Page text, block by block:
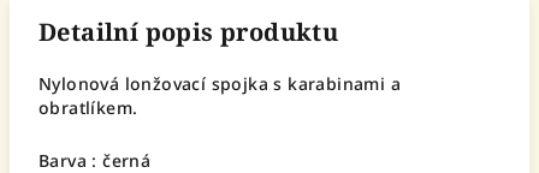
Detailní popis produktu
Nylonová lonžovací spojka s karabinami a
obratlíkem.
Barva : černá